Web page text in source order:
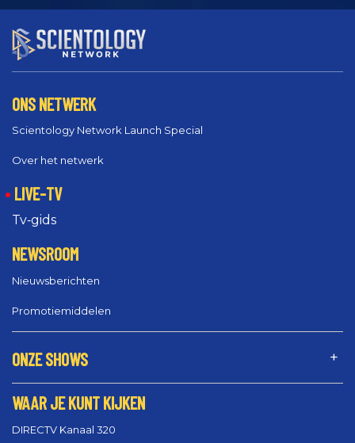
ONS NETWERK
Scientology Network Launch Special
Over het netwerk
LIVE-TV
Tv‑gids
NEWSROOM
Nieuwsberichten
Promotiemiddelen
ONZE SHOWS
WAAR JE KUNT KIJKEN
DIRECTV Kanaal 320